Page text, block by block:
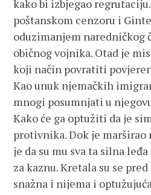
kako bi izbjegao
poštanskom cenzoru i
oduzimanjem naredničkog
običnog vojnika. Otad je
koji način povratiti
Kao unuk njemačkih
mnogi posumnjati u
Kako će ga optužiti da je
protivnika. Dok je marširao
je da su mu sva ta silna
za kaznu. Kretala su se
snažna i nijema i